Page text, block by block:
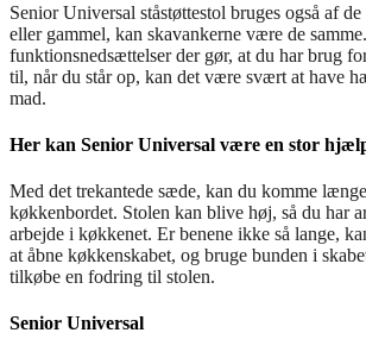
Senior Universal ståstøttestol bruges også af
eller gammel, kan skavankerne være de
funktionsnedsættelser der gør, at du har brug
til, når du står op, kan det være svært at have
mad.
Her kan Senior Universal være en stor
Med det trekantede sæde, kan du komme
køkkenbordet. Stolen kan blive høj, så du har
arbejde i køkkenet. Er benene ikke så lange,
at åbne køkkenskabet, og bruge bunden i
tilkøbe en fodring til stolen.
Senior Universal